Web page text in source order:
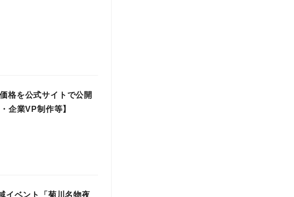
格を公式サイトで公開
企業VP制作等】
イベント「菊川名物夜